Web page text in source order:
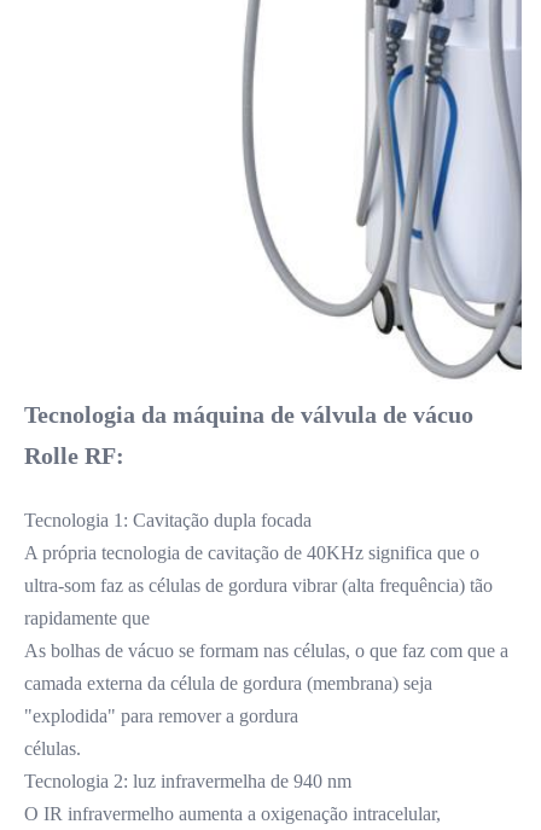
Peças sobressalentes gratuitas, Apoio online,
Instalação em campo, comissionamento e formação,
Tecnologia da máquina de válvula de vácuo
Rolle RF:
Tecnologia 1: Cavitação dupla focada
A própria tecnologia de cavitação de 40KHz significa que o
ultra-som faz as células de gordura vibrar (alta frequência) tão
rapidamente que
As bolhas de vácuo se formam nas células, o que faz com que a
camada externa da célula de gordura (membrana) seja
"explodida" para remover a gordura
células.
Tecnologia 2: luz infravermelha de 940 nm
O IR infravermelho aumenta a oxigenação intracelular,